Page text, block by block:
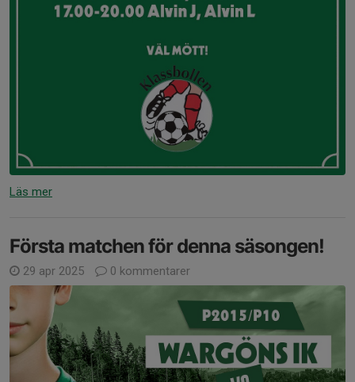
Läs mer
Första matchen för denna säsongen!
29 apr 2025 0 kommentarer